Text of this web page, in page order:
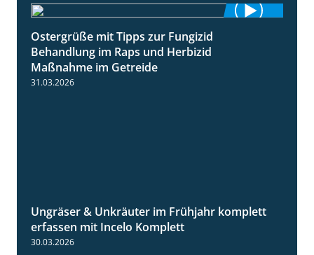
Ostergrüße mit Tipps zur Fungizid
Behandlung im Raps und Herbizid
Maßnahme im Getreide
31.03.2026
3:10
Ungräser & Unkräuter im Frühjahr komplett
erfassen mit Incelo Komplett
30.03.2026